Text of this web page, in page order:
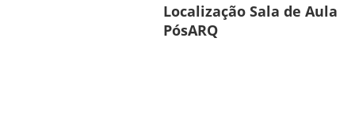
Localização Sala de Aula
PósARQ